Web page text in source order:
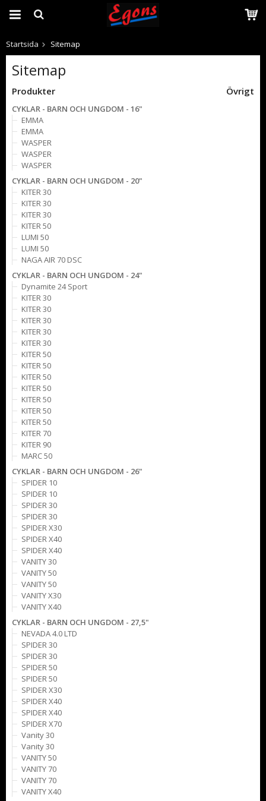
Produkten har blivit tillagd i varukorgen
Startsida Sitemap
Sitemap
Produkter
CYKLAR - BARN OCH UNGDOM - 16"
EMMA
EMMA
WASPER
WASPER
WASPER
CYKLAR - BARN OCH UNGDOM - 20"
KITER 30
KITER 30
KITER 30
KITER 50
LUMI 50
LUMI 50
NAGA AIR 70 DSC
CYKLAR - BARN OCH UNGDOM - 24"
Dynamite 24 Sport
KITER 30
KITER 30
KITER 30
KITER 30
KITER 30
KITER 50
KITER 50
KITER 50
KITER 50
KITER 50
KITER 50
KITER 50
KITER 70
KITER 90
MARC 50
CYKLAR - BARN OCH UNGDOM - 26"
SPIDER 10
SPIDER 10
SPIDER 30
SPIDER 30
SPIDER X30
SPIDER X40
SPIDER X40
VANITY 30
VANITY 50
VANITY 50
VANITY X30
VANITY X40
CYKLAR - BARN OCH UNGDOM - 27,5"
NEVADA 4.0 LTD
SPIDER 30
SPIDER 30
SPIDER 50
SPIDER 50
SPIDER X30
SPIDER X40
SPIDER X40
SPIDER X70
Vanity 30
Vanity 30
VANITY 50
VANITY 70
VANITY 70
VANITY X40
Övrigt